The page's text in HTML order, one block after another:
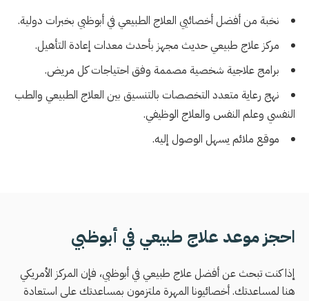
نخبة من أفضل أخصائيي العلاج الطبيعي في أبوظبي بخبرات دولية.
مركز علاج طبيعي حديث مجهز بأحدث معدات إعادة التأهيل.
برامج علاجية شخصية مصممة وفق احتياجات كل مريض.
نهج رعاية متعدد التخصصات بالتنسيق بين العلاج الطبيعي والطب
النفسي وعلم النفس والعلاج الوظيفي.
موقع ملائم يسهل الوصول إليه.
احجز موعد علاج طبيعي في أبوظبي
إذا كنت تبحث عن أفضل علاج طبيعي في أبوظبي، فإن المركز الأمريكي
هنا لمساعدتك. أخصائيونا المهرة ملتزمون بمساعدتك على استعادة